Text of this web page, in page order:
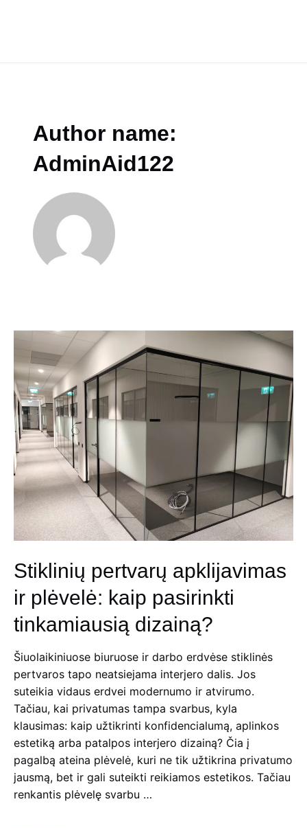
Author name:
AdminAid122
Stiklinių pertvarų apklijavimas
ir plėvelė: kaip pasirinkti
tinkamiausią dizainą?
Šiuolaikiniuose biuruose ir darbo erdvėse stiklinės
pertvaros tapo neatsiejama interjero dalis. Jos
suteikia vidaus erdvei modernumo ir atvirumo.
Tačiau, kai privatumas tampa svarbus, kyla
klausimas: kaip užtikrinti konfidencialumą, aplinkos
estetiką arba patalpos interjero dizainą? Čia į
pagalbą ateina plėvelė, kuri ne tik užtikrina privatumo
jausmą, bet ir gali suteikti reikiamos estetikos. Tačiau
renkantis plėvelę svarbu …